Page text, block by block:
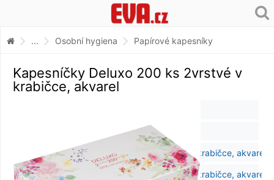
... Osobní hygiena Papírové kapesníky
Kapesníčky Deluxo 200 ks 2vrstvé v
krabičce, akvarel